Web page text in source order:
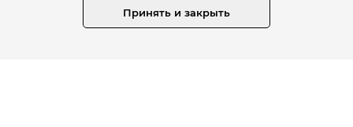
Опросы
Принять и закрыть